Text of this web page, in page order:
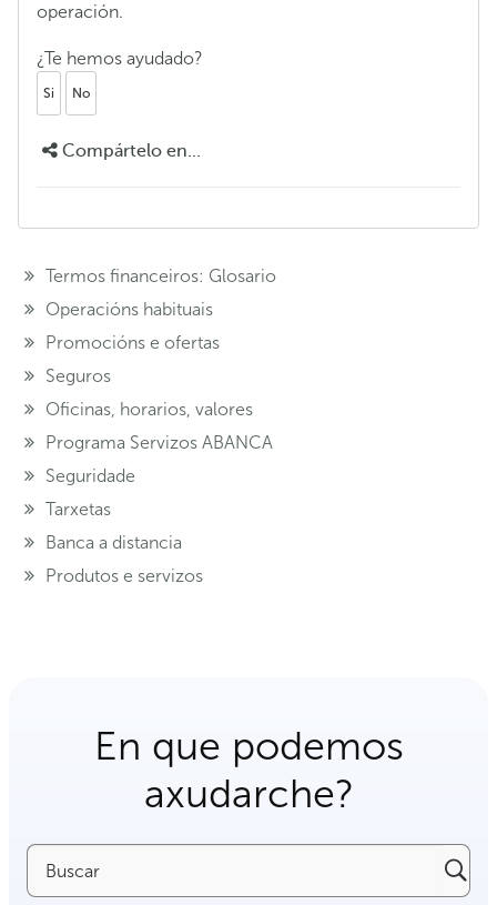
operación.
¿Te hemos ayudado?
Si No
Compártelo en...
Termos financeiros: Glosario
Operacións habituais
Promocións e ofertas
Seguros
Oficinas, horarios, valores
Programa Servizos ABANCA
Seguridade
Tarxetas
Banca a distancia
Produtos e servizos
En que podemos
axudarche?
Buscar